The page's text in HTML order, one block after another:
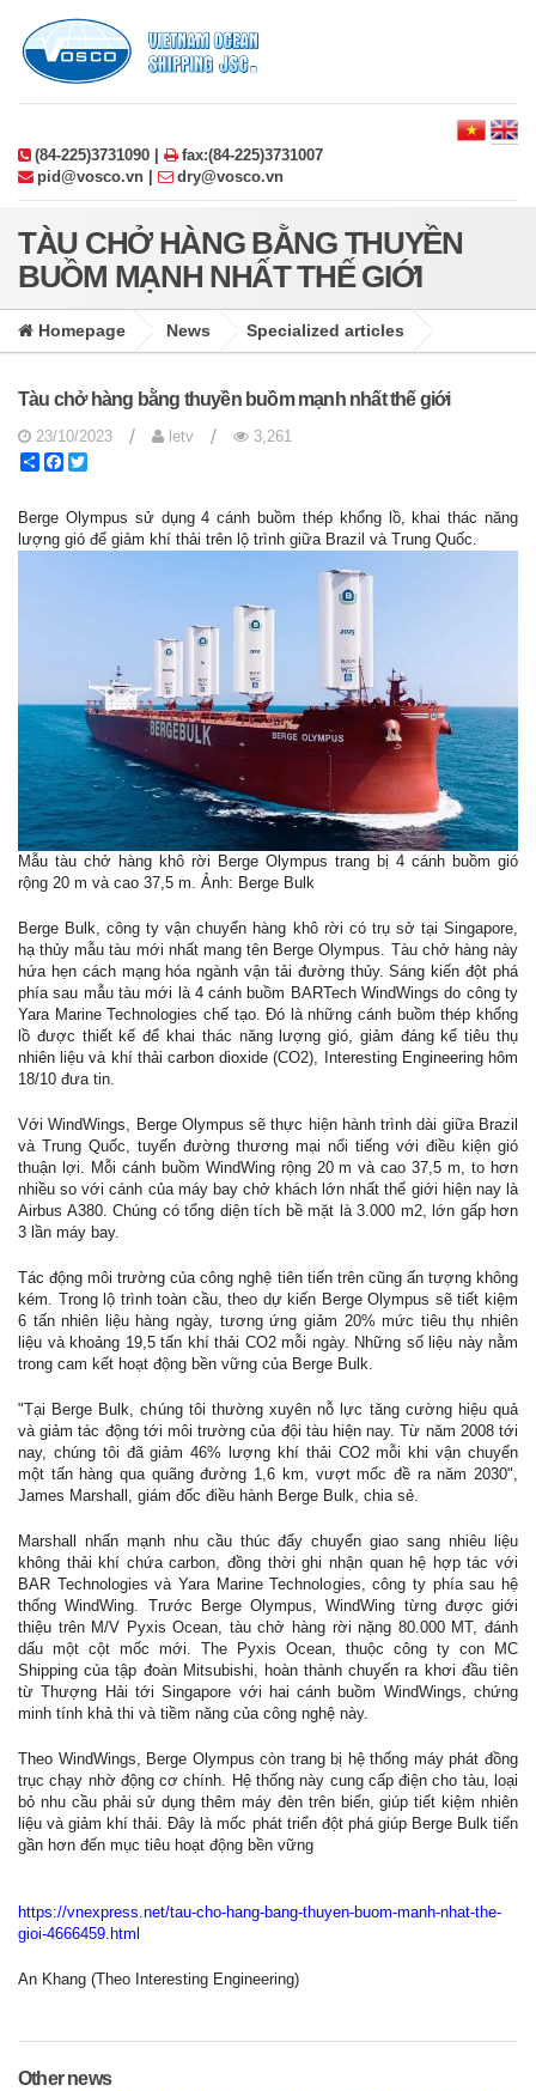
(84-225)3731090 |
fax:(84-225)3731007
pid@vosco.vn |
dry@vosco.vn
TÀU CHỞ HÀNG BẰNG THUYỀN
BUỒM MẠNH NHẤT THẾ GIỚI
Homepage News Specialized articles
Tàu chở hàng bằng thuyền buồm mạnh nhất thế giới
23/10/2023 / letv /
3,261
ShareFacebook
Berge Olympus sử dụng 4 cánh buồm thép khổng lồ, khai thác năng
lượng gió để giảm khí thải trên lộ trình giữa Brazil và Trung Quốc.
Mẫu tàu chở hàng khô rời Berge Olympus trang bị 4 cánh buồm gió
rộng 20 m và cao 37,5 m. Ảnh: Berge Bulk
Berge Bulk, công ty vận chuyển hàng khô rời có trụ sở tại Singapore,
hạ thủy mẫu tàu mới nhất mang tên Berge Olympus. Tàu chở hàng này
hứa hẹn cách mạng hóa ngành vận tải đường thủy. Sáng kiến đột phá
phía sau mẫu tàu mới là 4 cánh buồm BARTech WindWings do công ty
Yara Marine Technologies chế tạo. Đó là những cánh buồm thép khổng
lồ được thiết kế để khai thác năng lượng gió, giảm đáng kể tiêu thụ
nhiên liệu và khí thải carbon dioxide (CO2), Interesting Engineering hôm
18/10 đưa tin.
Với WindWings, Berge Olympus sẽ thực hiện hành trình dài giữa Brazil
và Trung Quốc, tuyến đường thương mại nổi tiếng với điều kiện gió
thuận lợi. Mỗi cánh buồm WindWing rộng 20 m và cao 37,5 m, to hơn
nhiều so với cánh của máy bay chở khách lớn nhất thế giới hiện nay là
Airbus A380. Chúng có tổng diện tích bề mặt là 3.000 m2, lớn gấp hơn
3 lần máy bay.
Tác động môi trường của công nghệ tiên tiến trên cũng ấn tượng không
kém. Trong lộ trình toàn cầu, theo dự kiến Berge Olympus sẽ tiết kiệm
6 tấn nhiên liệu hàng ngày, tương ứng giảm 20% mức tiêu thụ nhiên
liệu và khoảng 19,5 tấn khí thải CO2 mỗi ngày. Những số liệu này nằm
trong cam kết hoạt động bền vững của Berge Bulk.
"Tại Berge Bulk, chúng tôi thường xuyên nỗ lực tăng cường hiệu quả
và giảm tác động tới môi trường của đội tàu hiện nay. Từ năm 2008 tới
nay, chúng tôi đã giảm 46% lượng khí thải CO2 mỗi khi vận chuyển
một tấn hàng qua quãng đường 1,6 km, vượt mốc đề ra năm 2030",
James Marshall, giám đốc điều hành Berge Bulk, chia sẻ.
Marshall nhấn mạnh nhu cầu thúc đẩy chuyển giao sang nhiêu liệu
không thải khí chứa carbon, đồng thời ghi nhận quan hệ hợp tác với
BAR Technologies và Yara Marine Technologies, công ty phía sau hệ
thống WindWing. Trước Berge Olympus, WindWing từng được giới
thiệu trên M/V Pyxis Ocean, tàu chở hàng rời nặng 80.000 MT, đánh
dấu một cột mốc mới. The Pyxis Ocean, thuộc công ty con MC
Shipping của tập đoàn Mitsubishi, hoàn thành chuyến ra khơi đầu tiên
từ Thượng Hải tới Singapore với hai cánh buồm WindWings, chứng
minh tính khả thi và tiềm năng của công nghệ này.
Theo WindWings, Berge Olympus còn trang bị hệ thống máy phát đồng
trục chạy nhờ động cơ chính. Hệ thống này cung cấp điện cho tàu, loại
bỏ nhu cầu phải sử dụng thêm máy đèn trên biển, giúp tiết kiệm nhiên
liệu và giảm khí thải. Đây là mốc phát triển đột phá giúp Berge Bulk tiến
gần hơn đến mục tiêu hoạt động bền vững
https://vnexpress.net/tau-cho-hang-bang-thuyen-buom-manh-nhat-the-
gioi-4666459.html
An Khang (Theo Interesting Engineering)
Other news